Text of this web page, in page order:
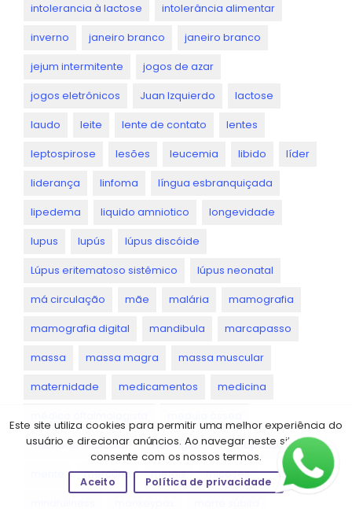
intolerancia à lactose intolerância alimentar
inverno janeiro branco janeiro branco
jejum intermitente jogos de azar
jogos eletrônicos Juan Izquierdo lactose
laudo leite lente de contato lentes
leptospirose lesões leucemia libido líder
liderança linfoma língua esbranquiçada
lipedema liquido amniotico longevidade
lupus lupús lúpus discóide
Lúpus eritematoso sistêmico lúpus neonatal
má circulação mãe malária mamografia
mamografia digital mandibula marcapasso
massa massa magra massa muscular
maternidade medicamentos medicina
memoria muscular meningite menopausa
mercúrio metais micoses
Este site utiliza cookies para permitir uma melhor experiência do
usuário e direcionar anúncios. Ao navegar neste site você
consente com os nossos termos.
Aceito Política de privacidade